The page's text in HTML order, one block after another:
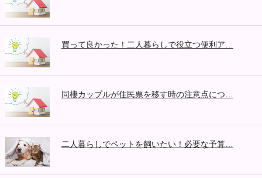
買って良かった！二人暮らしで役立つ便利ア…
同棲カップルが住民票を移す時の注意点につ…
二人暮らしでペットを飼いたい！必要な予算…